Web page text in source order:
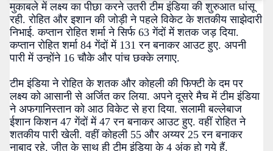
मुकाबले में लक्ष्य का पीछा करने उतरी टीम इंडिया की शुरुआत धांसू
रही. रोहित और इशान की जोड़ी ने पहले विकेट के शतकीय साझेदारी
निभाई. कप्तान रोहित शर्मा ने सिर्फ 63 गेंदों में शतक जड़ दिया.
कप्तान रोहित शर्मा 84 गेंदों में 131 रन बनाकर आउट हुए. अपनी
पारी में उन्होंने 16 चौके और पांच छक्के लगाए.
टीम इंडिया ने रोहित के शतक और कोहली की फिफ्टी के दम पर
लक्ष्य को आसानी से अर्जित कर लिया. अपने दूसरे मैच में टीम इंडिया
ने अफगानिस्तान को आठ विकेट से हरा दिया. सलामी बल्लेबाज
ईशान किशन 47 गेंदों में 47 रन बनाकर आउट हुए. वहीं रोहित ने
शतकीय पारी खेली. वहीं कोहली 55 और अय्यर 25 रन बनाकर
नाबाद रहे. जीत के साथ ही टीम इंडिया के 4 अंक हो गये हैं.